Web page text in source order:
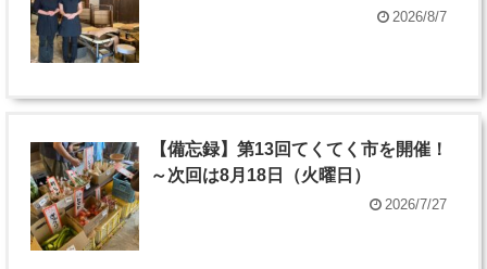
2026/8/7
【備忘録】第13回てくてく市を開催！
～次回は8月18日（火曜日）
2026/7/27